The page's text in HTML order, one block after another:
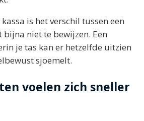
is het verschil tussen een
bijna niet te bewijzen. Een
je tas kan er hetzelfde uitzien
sjoemelt.
voelen zich sneller